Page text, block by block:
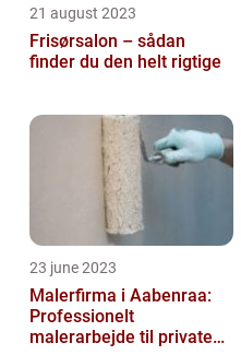
21 august 2023
Frisørsalon – sådan
finder du den helt rigtige
23 june 2023
Malerfirma i Aabenraa:
Professionelt
malerarbejde til private